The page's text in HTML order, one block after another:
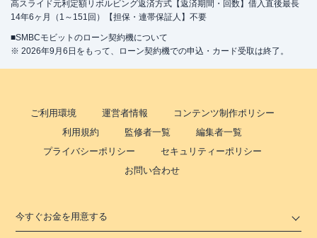
高スライド元利定額リボルビング返済方式【返済期間・回数】借入直後最長
14年6ヶ月（1～151回）【担保・連帯保証人】不要
■SMBCモビットのローン契約機について
※ 2026年9月6日をもって、ローン契約機での申込・カード受取は終了。
ご利用環境 運営者情報
コンテンツ制作ポリシー
利用規約
監修者一覧
編集者一覧
プライバシーポリシー
セキュリティーポリシー
お問い合わせ
今すぐお金を用意する